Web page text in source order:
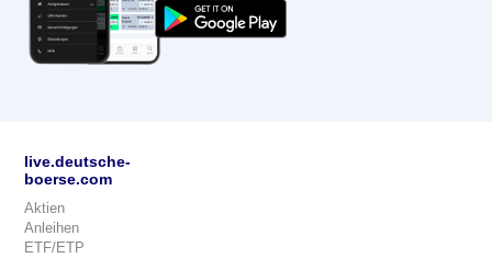
live.deutsche-
boerse.com
Aktien
Anleihen
ETF/ETP